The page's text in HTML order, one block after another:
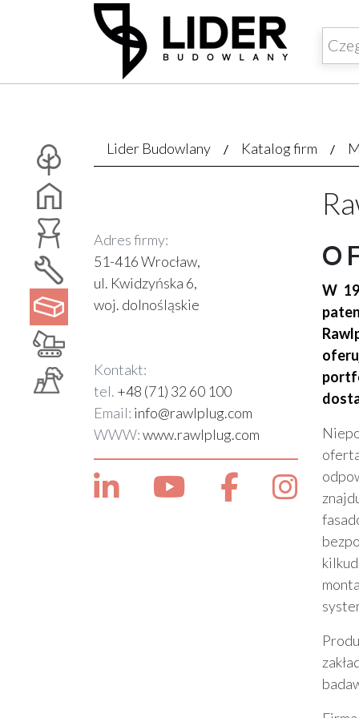
Lider Budowlany Katalog firm
Adres firmy:
51-416 Wrocław,
ul. Kwidzyńska 6,
woj. dolnośląskie
Kontakt:
tel. +48 (71) 32 60 100
Email: info@rawlplug.com
WWW:www.rawlplug.com
O
W